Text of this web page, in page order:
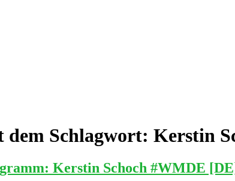
Schlagwort: Kerstin
Kerstin Schoch #WMDE